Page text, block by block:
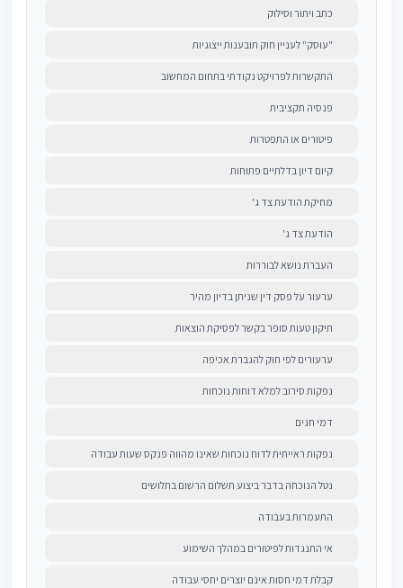
כתב ויתור וסילוק
"עוסק" לעניין חוק תובענות ייצוגיות
התקשרות לפרויקט נקודתי בתחום המחשוב
פנסיה תקציבית
פיטורים או התפטרות
קיום דיון בדלתיים פתוחות
מחיקת הודעת צד ג'
הודעת צד ג'
העברת נושא לבוררות
ערעור על פסק דין שניתן בדיון מהיר
תיקון טעות סופר בקשר לפסיקת הוצאות
ערעורים לפי חוק להגברת אכיפה
נפקות סירוב למלא דוחות נוכחות
דמי חגים
נפקות ראייתית לדוח נוכחות שאינו מהווה פנקס שעות עבודה
נטל הנוכחה בדבר ביצוע תשלום הרשום בתלושים
התעמרות בעבודה
אי התנגדות לפיטורים במהלך השימוע
קבלת דמי חסות אינם יוצרים יחסי עבודה